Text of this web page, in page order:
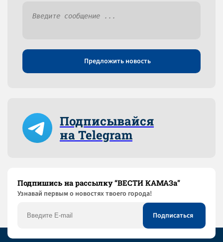
Предложить новость
Подписывайся
на Telegram
Подпишись на рассылку “ВЕСТИ КАМАЗа”
Узнaвай первым о новостях твоего города!